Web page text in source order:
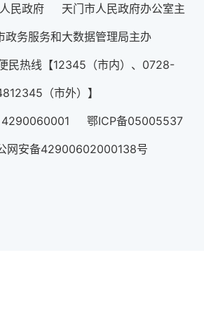
人民政府 天门市人民政府办公室主
务服务和大数据管理局主办
民热线【12345（市内）、0728-
（市外）】
4290060001 鄂ICP备05005537
安备42900602000138号